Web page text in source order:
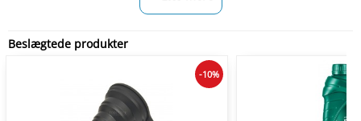
Beslægtede produkter
-10%